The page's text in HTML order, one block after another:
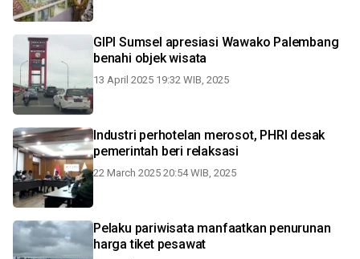
GIPI Sumsel apresiasi Wawako Palembang
benahi objek wisata
13 April 2025 19:32 WIB, 2025
Industri perhotelan merosot, PHRI desak
pemerintah beri relaksasi
22 March 2025 20:54 WIB, 2025
Pelaku pariwisata manfaatkan penurunan
harga tiket pesawat